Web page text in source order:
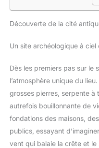
Découverte de la cité
Un site archéologique à ciel
Dès les premiers pas sur le
l’atmosphère unique du
grosses pierres, serpente à
autrefois bouillonnante de
fondations des maisons,
publics, essayant
vent qui balaie la crête et